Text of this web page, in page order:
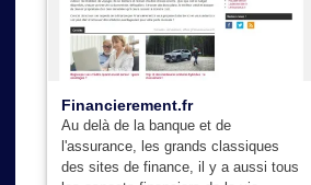
Financierement.fr
Au delà de la banque et de
l'assurance, les grands classiques
des sites de finance, il y a aussi tous